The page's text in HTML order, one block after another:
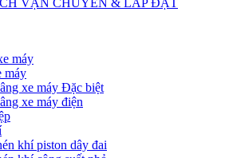
VẬN CHUYỂN & LẮP ĐẶT
máy
máy
xe máy Đặc biệt
xe máy điện
khí piston dây đai